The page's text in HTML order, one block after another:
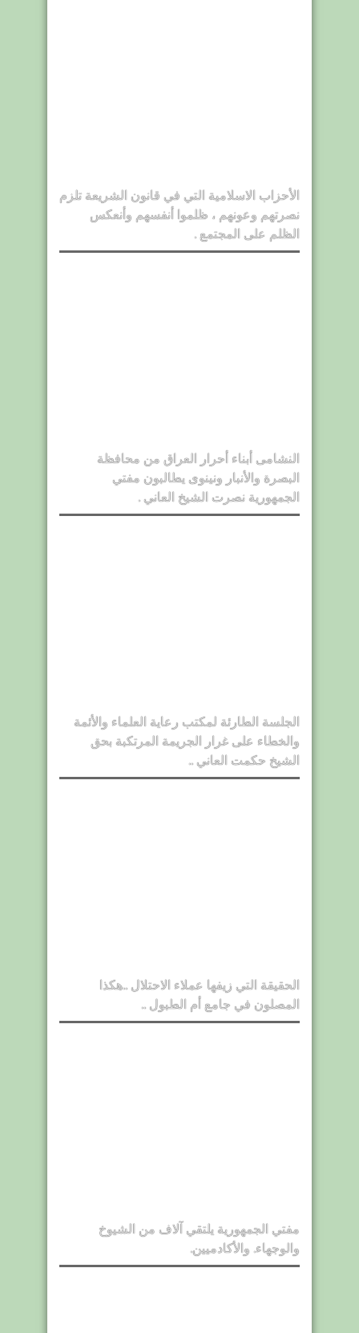
الأحزاب الاسلامية التي في قانون الشريعة تلزم
نصرتهم وعونهم ، ظلموا أنفسهم وأنعكس
الظلم على المجتمع .
النشامى أبناء أحرار العراق من محافظة
البصرة والأنبار ونينوى يطالبون مفتي
الجمهورية نصرت الشيخ العاني .
الجلسة الطارئة لمكتب رعاية العلماء والأئمة
والخطاء على غرار الجريمة المرتكبة بحق
الشيخ حكمت العاني ..
الحقيقة التي زيفها عملاء الاحتلال ..هكذا
المصلون في جامع أم الطبول ..
مفتي الجمهورية يلتقي آلاف من الشيوخ
والوجهاء. والأكادميين.